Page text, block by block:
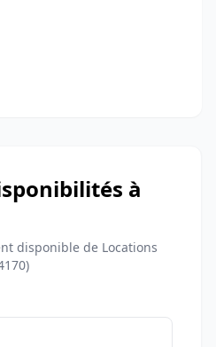
à
disponible de Locations